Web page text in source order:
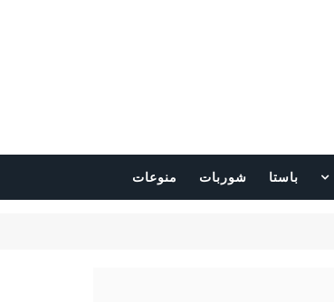
باستا شوربات منوعات